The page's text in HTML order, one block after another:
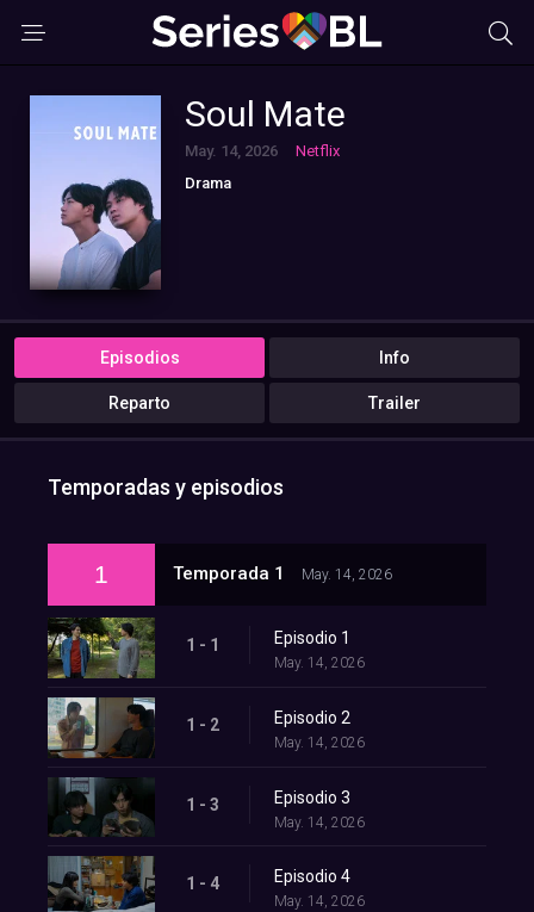
Soul Mate
May. 14, 2026
Netflix
Drama
Episodios Info
Reparto Trailer
Temporadas y episodios
1 Temporada 1 May. 14, 2026
1 - 1 Episodio 1
May. 14, 2026
1 - 2 Episodio 2
May. 14, 2026
1 - 3 Episodio 3
May. 14, 2026
1 - 4 Episodio 4
May. 14, 2026